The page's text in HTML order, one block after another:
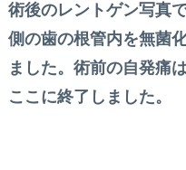
術後のレントゲン写真
側の歯の根管内を無菌
ました。術前の自発痛
ここに終了しました。